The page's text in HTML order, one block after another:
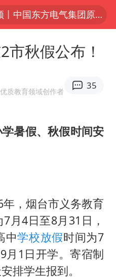
视频丨中国东方电气集团原党组副书记、董事宋致远被查
创今年来最大单周涨幅
台州《告全体市民书》
硬加吻戏短剧已下架
女子网购名牌包发现是自己丢的那只
阿嬷的情书》售后来了
明星演唱会取消
山接盘烂尾恒大文旅城
市秋假公布！
优质教育领域创作者
35
学暑假、秋假时间安
年，烟台市义务教育
月4日至8月31日，
中学校放假时间为7
月1日开学。寄宿制
排学生报到。